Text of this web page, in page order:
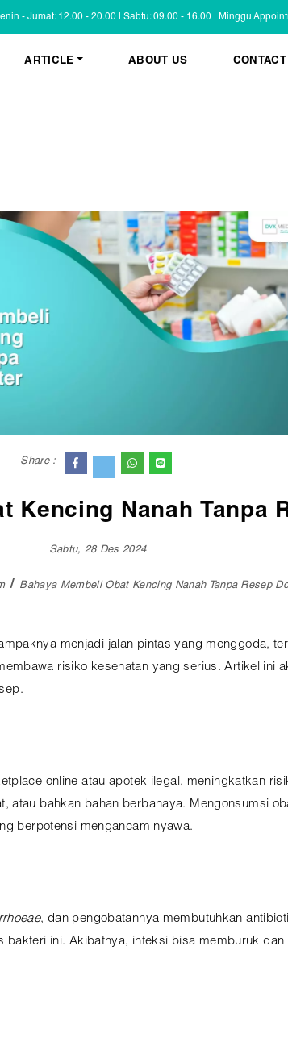
- Jumat: 12.00 - 20.00 | Sabtu: 09.00 - 16.00 | Minggu
Lain
ARTICLE
Informasi Umum
Tips dan Trik
Cerita Pasien
ABOUT US
Share :
Kencing Nanah Tanpa
Sabtu, 28 Des 2024
Bahaya Membeli Obat Kencing Nanah Tanpa Resep
menjadi jalan pintas yang menggoda,
risiko kesehatan yang serius. Artikel ini
online atau apotek ilegal, meningkatkan
atau bahkan bahan berbahaya. Mengonsumsi
berpotensi mengancam nyawa.
, dan pengobatannya membutuhkan
ini. Akibatnya, infeksi bisa memburuk